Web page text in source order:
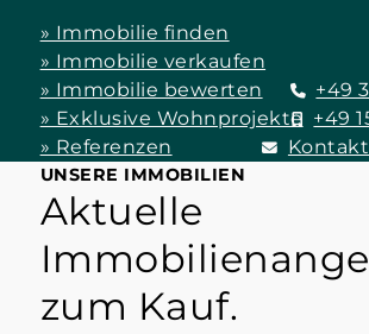
» Immobilie finden
» Immobilie verkaufen
» Immobilie bewerten
» Exklusive Wohnprojekte
» Referenzen
+49
+49
UNSERE IMMOBILIEN
Aktuelle
zum Kauf.